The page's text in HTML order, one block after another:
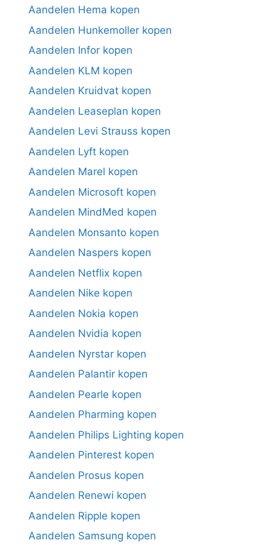
Aandelen Hema kopen
Aandelen Hunkemoller kopen
Aandelen Infor kopen
Aandelen KLM kopen
Aandelen Kruidvat kopen
Aandelen Leaseplan kopen
Aandelen Levi Strauss kopen
Aandelen Lyft kopen
Aandelen Marel kopen
Aandelen Microsoft kopen
Aandelen MindMed kopen
Aandelen Monsanto kopen
Aandelen Naspers kopen
Aandelen Netflix kopen
Aandelen Nike kopen
Aandelen Nokia kopen
Aandelen Nvidia kopen
Aandelen Nyrstar kopen
Aandelen Palantir kopen
Aandelen Pearle kopen
Aandelen Pharming kopen
Aandelen Philips Lighting kopen
Aandelen Pinterest kopen
Aandelen Prosus kopen
Aandelen Renewi kopen
Aandelen Ripple kopen
Aandelen Samsung kopen